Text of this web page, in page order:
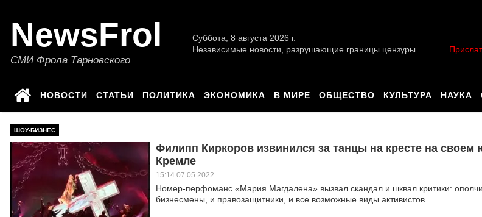
NewsFrol
СМИ Фрола Тарновского
Суббота, 8 августа 2026 г.
Независимые новости, разрушающие границы цензуры
НОВОСТИ СТАТЬИ ПОЛИТИКА ЭКОНОМИКА В МИРЕ ОБЩЕСТВО КУЛЬТУРА НАУКА
ШОУ-БИЗНЕС
Филипп Киркоров извинился за танцы на кресте на
Кремле
15:14 07.05.2022
Номер-перфоманс «Мария Магдалена» вызвал скандал и шквал критики:
бизнесмены, и правозащитники, и все возможные виды активистов.